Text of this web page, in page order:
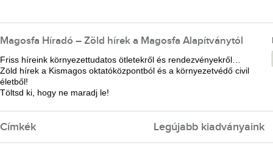
Magosfa Híradó – Zöld hírek a Magosfa Alapítványtól
Friss híreink környezettudatos ötletekről és rendezvényekről…
Zöld hírek a Kismagos oktatóközpontból és a környezetvédő civil
életből!
Töltsd ki, hogy ne maradj le!
Címkék Legújabb kiadványaink